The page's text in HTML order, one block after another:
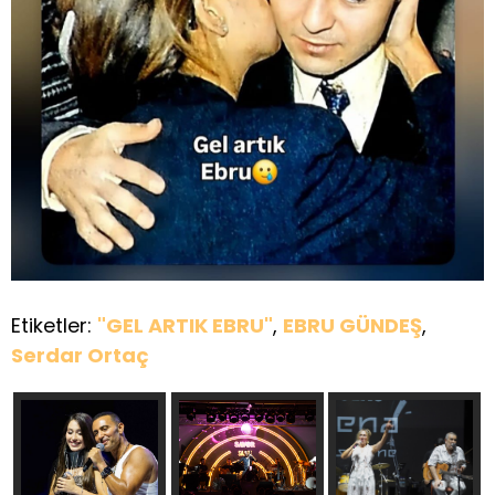
Etiketler: "GEL ARTIK EBRU", EBRU GÜNDEŞ,
Serdar Ortaç